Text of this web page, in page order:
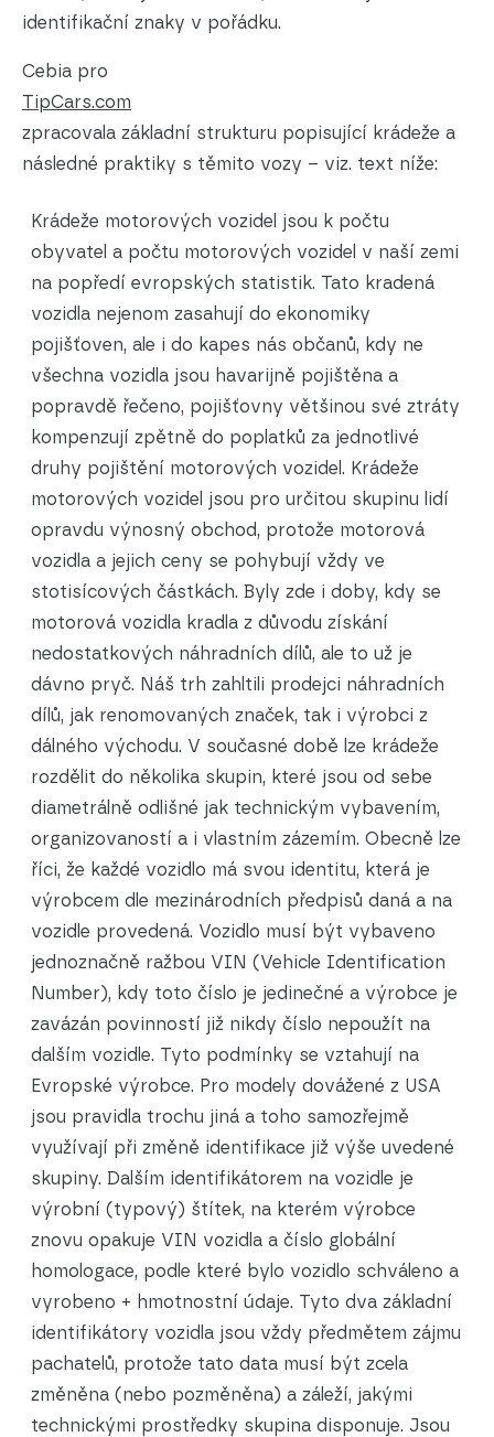
identifikační znaky v pořádku.
Cebia pro
TipCars.com
zpracovala základní strukturu popisující krádeže a
následné praktiky s těmito vozy – viz. text níže:
Krádeže motorových vozidel jsou k počtu
obyvatel a počtu motorových vozidel v naší zemi
na popředí evropských statistik. Tato kradená
vozidla nejenom zasahují do ekonomiky
pojišťoven, ale i do kapes nás občanů, kdy ne
všechna vozidla jsou havarijně pojištěna a
popravdě řečeno, pojišťovny většinou své ztráty
kompenzují zpětně do poplatků za jednotlivé
druhy pojištění motorových vozidel. Krádeže
motorových vozidel jsou pro určitou skupinu lidí
opravdu výnosný obchod, protože motorová
vozidla a jejich ceny se pohybují vždy ve
stotisícových částkách. Byly zde i doby, kdy se
motorová vozidla kradla z důvodu získání
nedostatkových náhradních dílů, ale to už je
dávno pryč. Náš trh zahltili prodejci náhradních
dílů, jak renomovaných značek, tak i výrobci z
dálného východu. V současné době lze krádeže
rozdělit do několika skupin, které jsou od sebe
diametrálně odlišné jak technickým vybavením,
organizovaností a i vlastním zázemím. Obecně lze
říci, že každé vozidlo má svou identitu, která je
výrobcem dle mezinárodních předpisů daná a na
vozidle provedená. Vozidlo musí být vybaveno
jednoznačně ražbou VIN (Vehicle Identification
Number), kdy toto číslo je jedinečné a výrobce je
zavázán povinností již nikdy číslo nepoužít na
dalším vozidle. Tyto podmínky se vztahují na
Evropské výrobce. Pro modely dovážené z USA
jsou pravidla trochu jiná a toho samozřejmě
využívají při změně identifikace již výše uvedené
skupiny. Dalším identifikátorem na vozidle je
výrobní (typový) štítek, na kterém výrobce
znovu opakuje VIN vozidla a číslo globální
homologace, podle které bylo vozidlo schváleno a
vyrobeno + hmotnostní údaje. Tyto dva základní
identifikátory vozidla jsou vždy předmětem zájmu
pachatelů, protože tato data musí být zcela
změněna (nebo pozměněna) a záleží, jakými
technickými prostředky skupina disponuje. Jsou